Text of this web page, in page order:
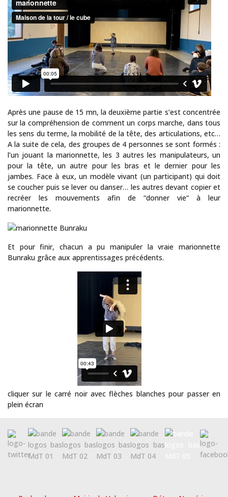
La Maison de la Tour présente des artistes reconnus ou en
Après une pause de 15 mn, la deuxième partie s’est concentrée
sur la compréhension de comment un corps marche, dans tous
les sens du terme, la mobilité de la tête, des articulations, etc…
A la suite de cela, des groupes de 4 personnes se sont formés :
l’un jouant la marionnette, les 3 autres les manipulateurs, un
pour la tête, un autre pour les bras et le dernier pour les
jambes. Face à eux, un modèle vivant (un participant) qui doit
se coucher puis se lever ou danser… les autres devant copier et
recréer les mouvements afin de “donner vie“ à leur
marionnette.
Et pour finir, chacun a pu manipuler la vraie marionnette
Bunraku grâce aux apprentissages précédents.
cliquer sur le carré noir avec flèches blanches pour passer en
plein écran